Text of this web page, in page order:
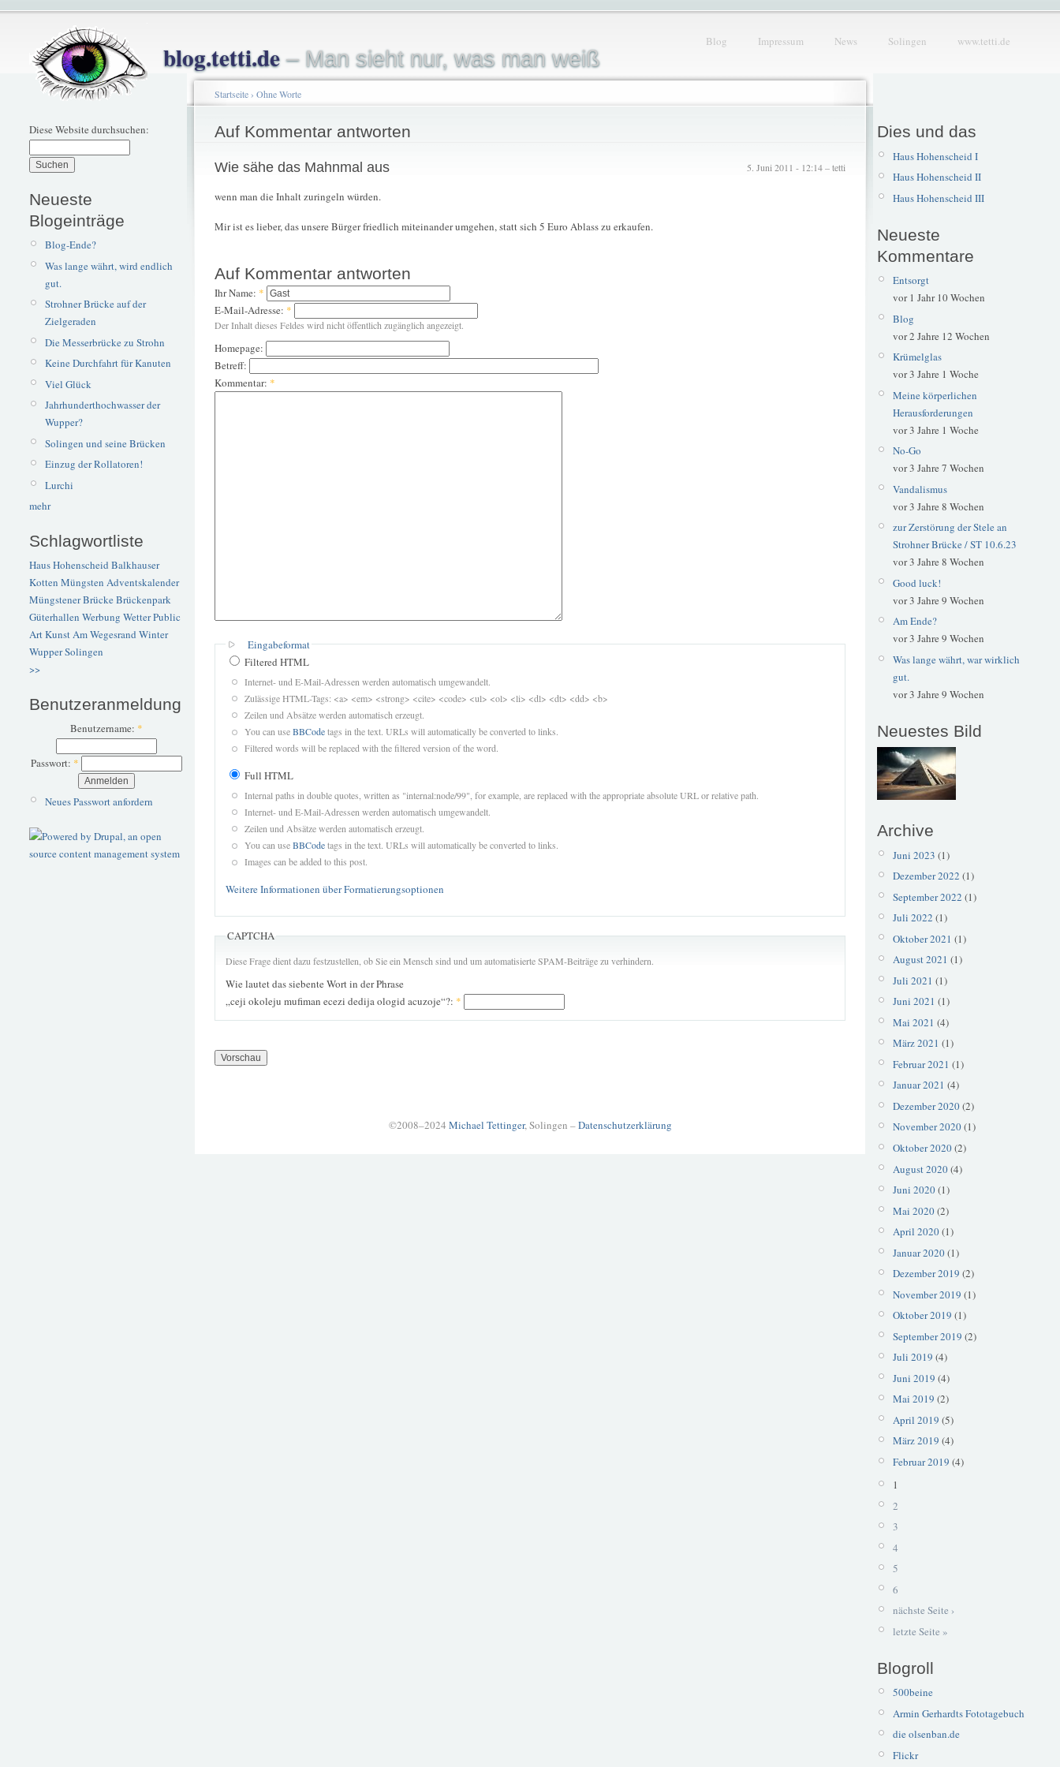
blog.tetti.de– Man sieht nur, was man weiß
Blog Impressum News Solingen www.tetti.de
Diese Website durchsuchen:
Neueste
Blogeinträge
Blog-Ende?
Was lange währt, wird endlich
gut.
Strohner Brücke auf der
Zielgeraden
Die Messerbrücke zu Strohn
Keine Durchfahrt für Kanuten
Viel Glück
Jahrhunderthochwasser der
Wupper?
Solingen und seine Brücken
Einzug der Rollatoren!
Lurchi
mehr
Schlagwortliste
Haus Hohenscheid Balkhauser
Kotten Müngsten Adventskalender
Müngstener BrückeBrückenpark
Güterhallen Werbung WetterPublic
ArtKunstAm Wegesrand Winter
WupperSolingen
>>
Benutzeranmeldung
Benutzername: *
Passwort: *
Neues Passwort anfordern
Startseite› Ohne Worte
Auf Kommentar antworten
5. Juni 2011 - 12:14 – tetti
Wie sähe das Mahnmal aus
wenn man die Inhalt zuringeln würden.
Mir ist es lieber, das unsere Bürger friedlich miteinander umgehen, statt sich 5 Euro Ablass zu erkaufen.
Auf Kommentar antworten
Ihr Name: *
E-Mail-Adresse: *
Der Inhalt dieses Feldes wird nicht öffentlich zugänglich angezeigt.
Homepage:
Betreff:
Kommentar: *
Eingabeformat
Filtered HTML
Internet- und E-Mail-Adressen werden automatisch umgewandelt.
Zulässige HTML-Tags: <a> <em> <strong> <cite> <code> <ul> <ol> <li> <dl> <dt> <dd> <b>
Zeilen und Absätze werden automatisch erzeugt.
You can useBBCodetags in the text. URLs will automatically be converted to links.
Filtered words will be replaced with the filtered version of the word.
Full HTML
Internal paths in double quotes, written as "internal:node/99", for example, are replaced with the appropriate absolute URL or relative path.
Internet- und E-Mail-Adressen werden automatisch umgewandelt.
Zeilen und Absätze werden automatisch erzeugt.
You can useBBCodetags in the text. URLs will automatically be converted to links.
Images can be added to this post.
Weitere Informationen über Formatierungsoptionen
CAPTCHA
Diese Frage dient dazu festzustellen, ob Sie ein Mensch sind und um automatisierte SPAM-Beiträge zu verhindern.
Wie lautet das siebente Wort in der Phrase
„ceji okoleju mufiman ecezi dedija ologid acuzoje“?: *
©2008–2024 Michael Tettinger, Solingen –Datenschutzerklärung
Dies und das
Haus Hohenscheid I
Haus Hohenscheid II
Haus Hohenscheid III
Neueste
Kommentare
Entsorgt
vor 1 Jahr 10 Wochen
Blog
vor 2 Jahre 12 Wochen
Krümelglas
vor 3 Jahre 1 Woche
Meine körperlichen
Herausforderungen
vor 3 Jahre 1 Woche
No-Go
vor 3 Jahre 7 Wochen
Vandalismus
vor 3 Jahre 8 Wochen
zur Zerstörung der Stele an
Strohner Brücke / ST 10.6.23
vor 3 Jahre 8 Wochen
Good luck!
vor 3 Jahre 9 Wochen
Am Ende?
vor 3 Jahre 9 Wochen
Was lange währt, war wirklich
gut.
vor 3 Jahre 9 Wochen
Neuestes Bild
Archive
Juni 2023 (1)
Dezember 2022 (1)
September 2022 (1)
Juli 2022 (1)
Oktober 2021 (1)
August 2021 (1)
Juli 2021 (1)
Juni 2021 (1)
Mai 2021 (4)
März 2021 (1)
Februar 2021 (1)
Januar 2021 (4)
Dezember 2020(2)
November 2020(1)
Oktober 2020(2)
August 2020(4)
Juni 2020(1)
Mai 2020(2)
April 2020(1)
Januar 2020(1)
Dezember 2019 (2)
November 2019 (1)
Oktober 2019 (1)
September 2019 (2)
Juli 2019 (4)
Juni 2019 (4)
Mai 2019 (2)
April 2019 (5)
März 2019 (4)
Februar 2019 (4)
1
2
3
4
5
6
nächste Seite ›
letzte Seite »
Blogroll
500beine
Armin Gerhardts Fototagebuch
die olsenban.de
Flickr